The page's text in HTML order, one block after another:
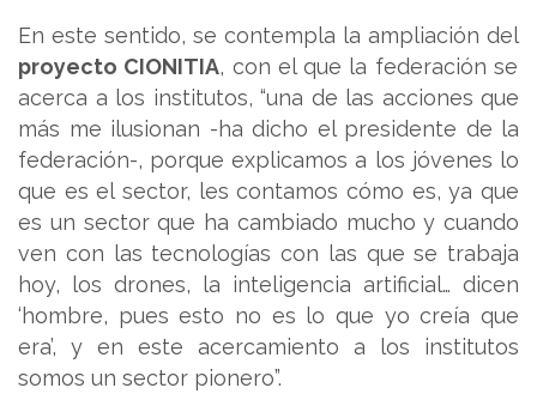
En este sentido, se contempla la ampliación del
proyecto CIONITIA, con el que la federación se
acerca a los institutos, “una de las acciones que
más me ilusionan -ha dicho el presidente de la
federación-, porque explicamos a los jóvenes lo
que es el sector, les contamos cómo es, ya que
es un sector que ha cambiado mucho y cuando
ven con las tecnologías con las que se trabaja
hoy, los drones, la inteligencia artificial… dicen
‘hombre, pues esto no es lo que yo creía que
era’, y en este acercamiento a los institutos
somos un sector pionero”.